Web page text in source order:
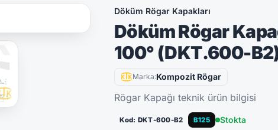
Döküm Rögar Kapakları
Döküm Rögar
100° (DKT.600-
Marka:Kompozit Rögar
Rögar Kapağı teknik ürün bilgisi
Kod: DKT-600-B2 B125 Stokta